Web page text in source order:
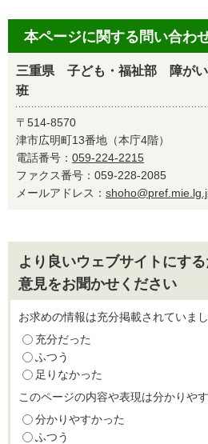
本ページに関する問い合わ
三重県 子ども・福祉部 障が
班
〒514-8570
津市広明町13番地（本庁4階）
電話番号： 059-224-2215
ファクス番号：059-228-2085
メールアドレス：
より良いウェブサイトにす
意見をお聞かせください
お求めの情報は充分掲載されていま
充分だった
ふつう
足りなかった
このページの内容や表現は分かりや
分かりやすかった
ふつう